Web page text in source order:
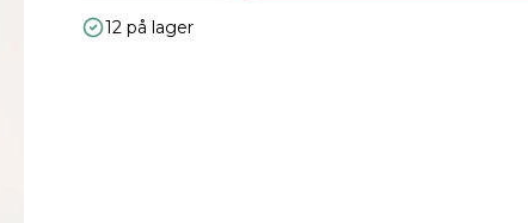
12 på lager